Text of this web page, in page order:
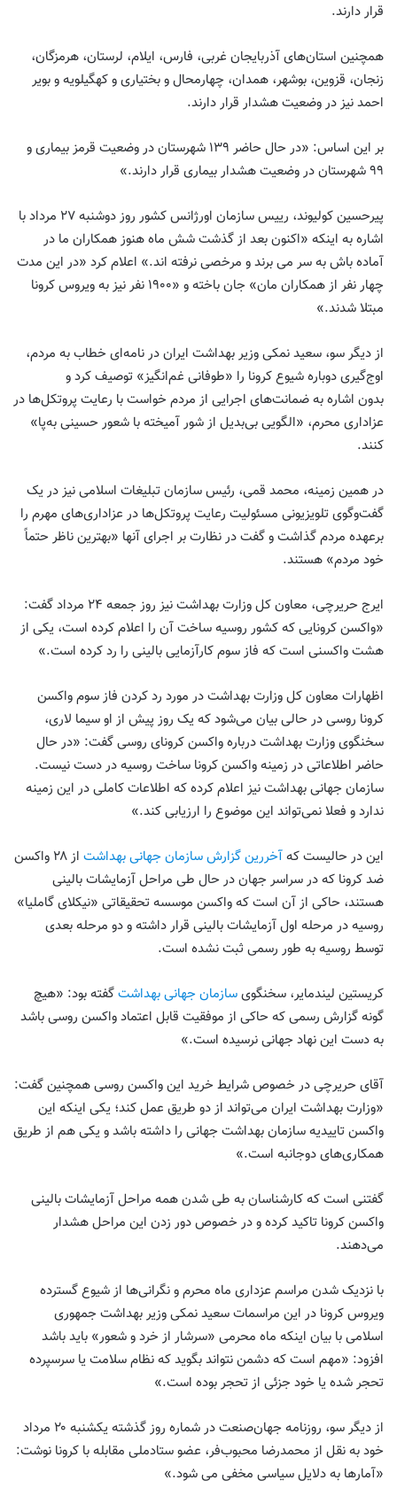
قرار دارند.
همچنین استان‌های آذربایجان غربی، فارس، ایلام، لرستان، هرمزگان،
زنجان، قزوین، بوشهر، همدان، چهارمحال و بختیاری و کهگیلویه و بویر
احمد نیز در وضعیت هشدار قرار دارند.
بر این اساس: «در حال حاضر ۱۳۹ شهرستان در وضعیت قرمز بیماری و
۹۹ شهرستان در وضعیت هشدار بیماری قرار دارند.»
پیرحسین کولیوند، رییس سازمان اورژانس کشور روز دوشنبه ۲۷ مرداد با
اشاره به اینکه «اکنون بعد از گذشت شش ماه هنوز همکاران ما در
آماده باش به سر می برند و مرخصی نرفته اند.» اعلام کرد «در این مدت
چهار نفر از همکاران مان» جان باخته و «۱۹۰۰ نفر نیز به ویروس کرونا
مبتلا شدند.»
از دیگر سو، سعید نمکی وزیر بهداشت ایران در نامه‌‌ای خطاب به مردم،
اوج‌گیری دوباره شیوع کرونا را «طوفانی غم‌انگیز» توصیف کرد و
بدون اشاره به ضمانت‌های اجرایی از مردم خواست با رعایت پروتکل‌ها در
عزاداری محرم، «الگویی بی‌بدیل از شور آمیخته با شعور حسینی به‌پا»
کنند.
در همین زمینه، محمد قمی، رئیس سازمان تبلیغات اسلامی نیز در یک
گفت‌وگوی تلویزیونی مسئولیت رعایت پروتکل‌ها در عزاداری‌های مهرم را
برعهده مردم گذاشت و گفت در نظارت بر اجرای آنها «بهترین ناظر حتماً
خود مردم» هستند.
ایرج حریرچی، معاون کل وزارت بهداشت نیز روز جمعه ۲۴ مرداد گفت:
«واکسن کرونایی که کشور روسیه ساخت آن را اعلام کرده است، یکی از
هشت واکسنی است که فاز سوم کارآزمایی بالینی را رد کرده است.»
اظهارات معاون کل وزارت بهداشت در مورد رد کردن فاز سوم واکسن
کرونا روسی در حالی بیان می‌شود که یک روز پیش از او سیما لاری،
سخنگوی وزارت بهداشت درباره واکسن کرونای روسی گفت: «در حال
حاضر اطلاعاتی در زمینه واکسن کرونا ساخت روسیه در دست نیست.
سازمان جهانی بهداشت نیز اعلام کرده که اطلاعات کاملی در این زمینه
ندارد و فعلا نمی‌تواند این موضوع را ارزیابی کند.»
این در حالیست کهآخررین گزارش سازمان جهانی بهداشت
از ۲۸ واکسن
ضد کرونا که در سراسر جهان در حال طی مراحل آزمایشات بالینی
هستند، حاکی از آن است که واکسن موسسه تحقیقاتی «نیکلای گاملیا»
روسیه در مرحله اول آزمایشات بالینی قرار داشته و دو مرحله بعدی
توسط روسیه به طور رسمی ثبت نشده است.
کریستین لیند‌مایر، سخنگویسازمان جهانی بهداشتگفته بود: «هیچ
گونه گزارش رسمی که حاکی از موفقیت قابل اعتماد واکسن روسی باشد
به دست این نهاد جهانی نرسیده است.»
آقای حریرچی در خصوص شرایط خرید این واکسن روسی همچنین گفت:
«وزارت بهداشت ایران می‌تواند از دو طریق عمل ‌کند؛ یکی اینکه این
واکسن تاییدیه سازمان بهداشت جهانی را داشته باشد و یکی هم از طریق
همکاری‌های دوجانبه است.»
گفتنی است که کارشناسان به طی شدن همه مراحل آزمایشات بالینی
واکسن کرونا تاکید کرده و در خصوص دور زدن این مراحل هشدار
می‌دهند.
با نزدیک شدن مراسم عزداری ماه محرم و نگرانی‌ها از شیوع گسترده
ویروس کرونا در این مراسمات سعید نمکی وزیر بهداشت جمهوری
اسلامی با بیان اینکه ماه محرمی «سرشار از خرد و شعور» باید باشد
افزود: «مهم است که دشمن نتواند بگوید که نظام سلامت یا سرسپرده
تحجر شده یا خود جزئی از تحجر بوده است.»
از دیگر سو، روزنامه جهان‌صنعت در شماره روز گذشته یکشنبه ۲۰ مرداد
خود به نقل از محمدرضا محبوب‌فر، عضو ستادملی مقابله با کرونا نوشت:
«آمارها به دلایل سیاسی مخفی می شود.»